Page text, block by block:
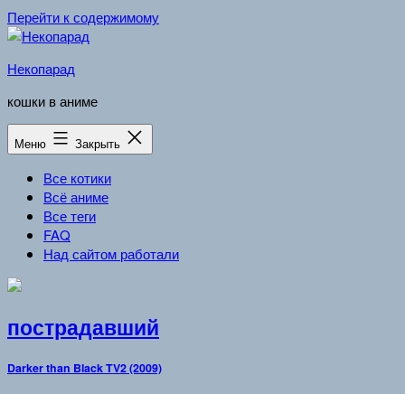
Перейти к содержимому
Некопарад
кошки в аниме
Меню Закрыть
Все котики
Всё аниме
Все теги
FAQ
Над сайтом работали
пострадавший
Darker than Black TV2 (2009)